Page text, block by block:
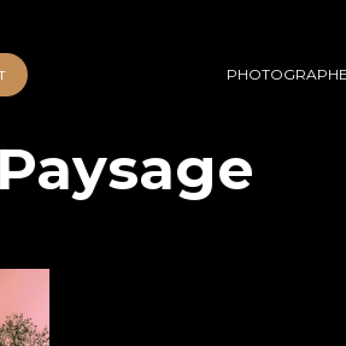
PHOTOGRAPHE
Paysage